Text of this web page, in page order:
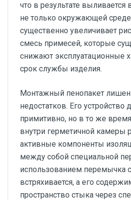
что в результате выливается
не только окружающей
существенно увеличивает
смесь примесей, которые
снижают эксплуатационные
срок службы изделия.
Монтажный пенопакет
недостатков. Его устройство
примитивно, но в то же
внутри герметичной камеры
активные компоненты
между собой специальной
использованием перемычка
встряхивается, а его
пространство стыка через